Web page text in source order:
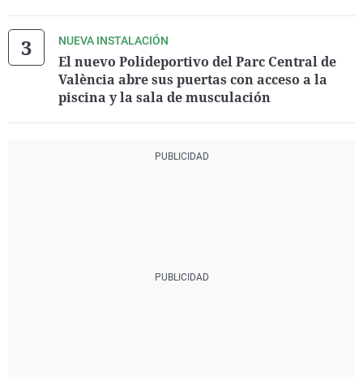
NUEVA INSTALACIÓN
El nuevo Polideportivo del Parc Central de
València abre sus puertas con acceso a la
piscina y la sala de musculación